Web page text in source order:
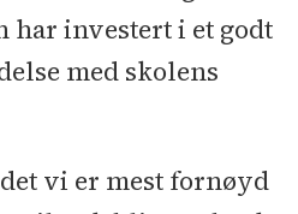
har investert i et godt
med skolens
vi er mest fornøyd